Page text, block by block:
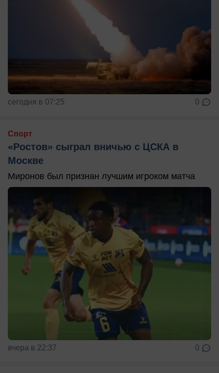
сегодня в 07:25 0
Спорт
«Ростов» сыграл вничью с ЦСКА в
Москве
Миронов был признан лучшим игроком матча
вчера в 22:37 0